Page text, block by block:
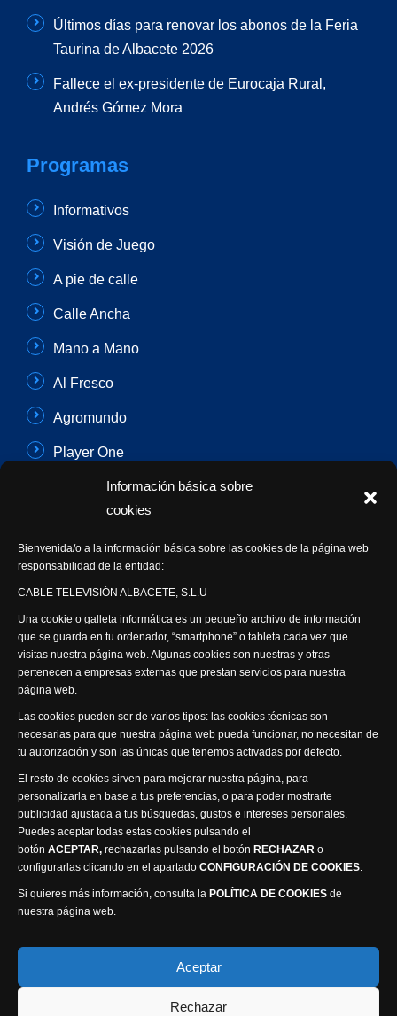
Información básica sobre
cookies
Bienvenida/o a la información básica sobre las cookies de la página web
responsabilidad de la entidad:
CABLE TELEVISIÓN ALBACETE, S.L.U
Una cookie o galleta informática es un pequeño archivo de información
que se guarda en tu ordenador, “smartphone” o tableta cada vez que
visitas nuestra página web. Algunas cookies son nuestras y otras
pertenecen a empresas externas que prestan servicios para nuestra
página web.
Las cookies pueden ser de varios tipos: las cookies técnicas son
necesarias para que nuestra página web pueda funcionar, no necesitan de
tu autorización y son las únicas que tenemos activadas por defecto.
El resto de cookies sirven para mejorar nuestra página, para
personalizarla en base a tus preferencias, o para poder mostrarte
publicidad ajustada a tus búsquedas, gustos e intereses personales.
Puedes aceptar todas estas cookies pulsando el
botón ACEPTAR, rechazarlas pulsando el botón RECHAZAR o
configurarlas clicando en el apartado CONFIGURACIÓN DE COOKIES.
Si quieres más información, consulta la POLÍTICA DE COOKIES de
nuestra página web.
Aceptar
Rechazar
Últimos días para renovar los abonos de la Feria
Taurina de Albacete 2026
Fallece el ex-presidente de Eurocaja Rural,
Andrés Gómez Mora
Programas
Informativos
Visión de Juego
A pie de calle
Calle Ancha
Mano a Mano
Al Fresco
Agromundo
Player One
Con Sentido Común
Actualidad Semanal
Síguenos
Visita nuestra productora
Política de privacidad
Política de cookies
Accesibilidad
Compromiso con la protección de datos personales
Visión Seis Televisión © 2014 Parque Empresarial
Ajusa, Calle 1 nº1, Ctra. Ayora - km 2.2, 02006